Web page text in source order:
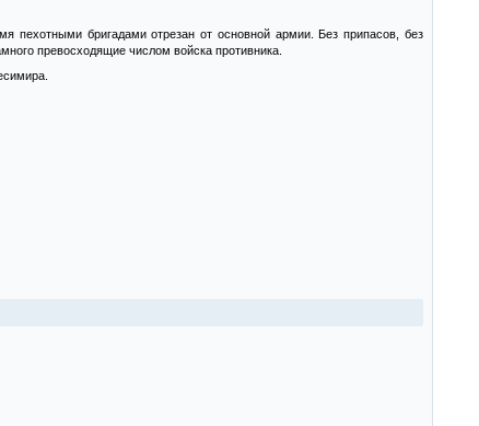
пехотными бригадами отрезан от основной армии. Без припасов, без
превосходящие числом войска противника.